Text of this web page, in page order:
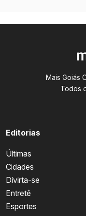
Mais Goiás
Todos
Editorias
Últimas
Cidades
Divirta-se
Entretê
Esportes